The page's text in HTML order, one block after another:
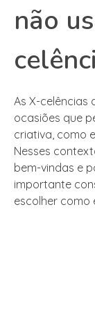
não
As X-celências
ocasiões que
criativa, como
Nesses
bem-vindas e
importante
escolher como